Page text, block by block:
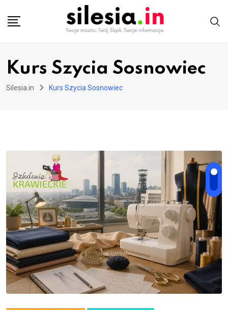
Kurs Szycia Sosnowiec
Silesia.in Kurs Szycia Sosnowiec